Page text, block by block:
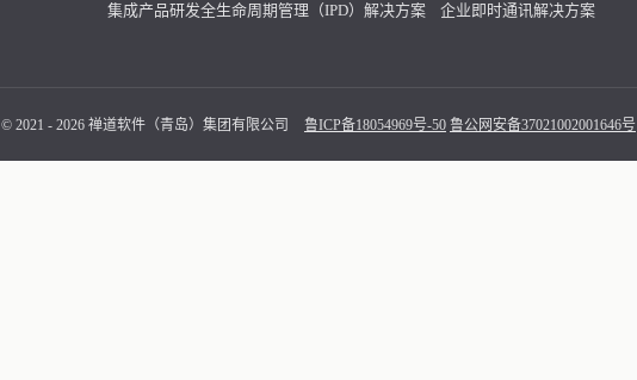
集成产品研发全生命周期管理（IPD）解决方案 企业即时通讯解决方案
© 2021 - 2026 禅道软件（青岛）集团有限公司 鲁ICP备18054969号-50 鲁公网安备37021002001646号